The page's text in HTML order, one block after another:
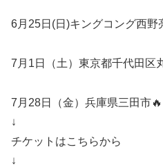
6月25日(日)キングコング西野
7月1日（土）東京都千代田区
7月28日（金）兵庫県三田市🔥
↓
チケットはこちらから
↓